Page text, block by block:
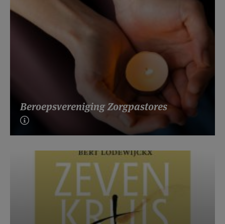
Beroepsvereniging Zorgpastores